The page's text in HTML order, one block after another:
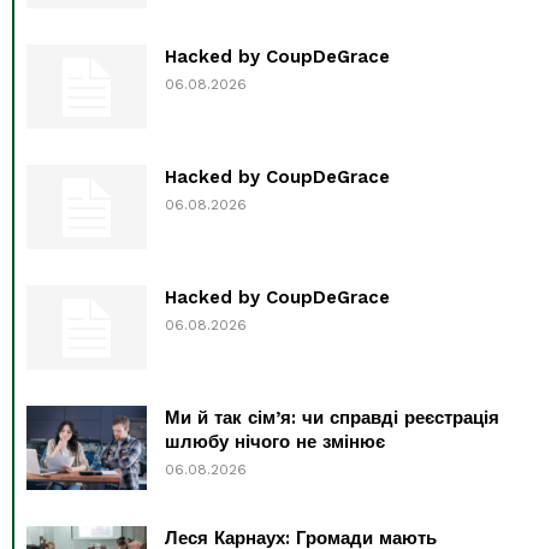
Hacked by CoupDeGrace
06.08.2026
Hacked by CoupDeGrace
06.08.2026
Hacked by CoupDeGrace
06.08.2026
Ми й так сім’я: чи справді реєстрація
шлюбу нічого не змінює
06.08.2026
Леся Карнаух: Громади мають